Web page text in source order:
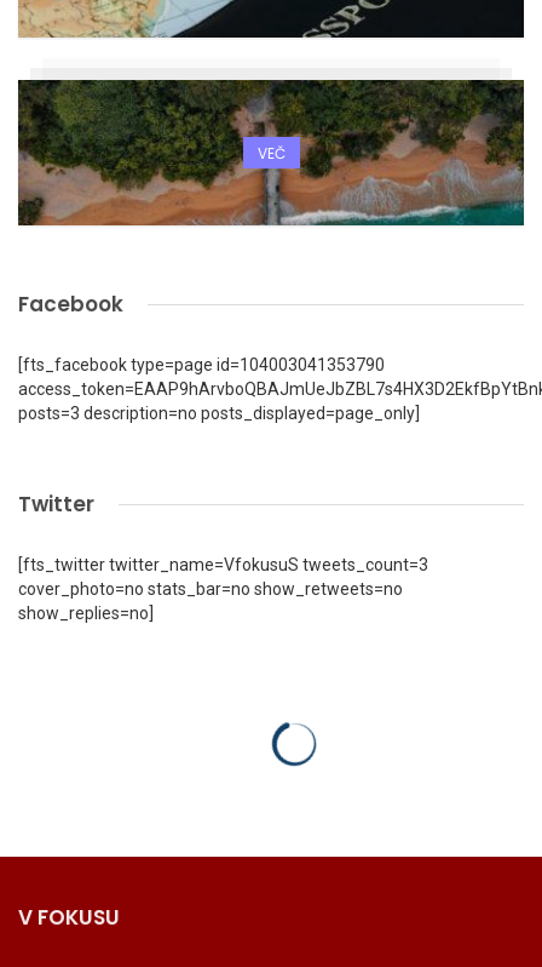
VEČ
Facebook
[fts_facebook type=page id=104003041353790
posts=3 description=no posts_displayed=page_only]
Twitter
[fts_twitter twitter_name=VfokusuS tweets_count=3
cover_photo=no stats_bar=no show_retweets=no
show_replies=no]
V FOKUSU